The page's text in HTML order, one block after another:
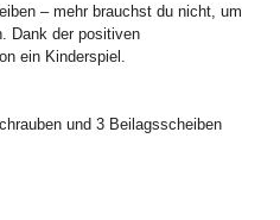
– mehr brauchst du nicht, um
Dank der positiven
ein Kinderspiel.
und 3 Beilagsscheiben